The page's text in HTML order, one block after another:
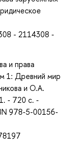
- 2114308 -
и права
1: Древний мир
и О.А.
- 720 с. -
978-5-00156-